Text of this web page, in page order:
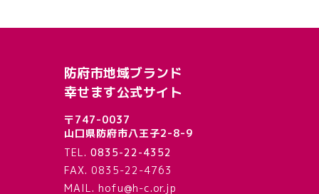
防府市地域ブランド
幸せます公式サイト
〒747-0037
山口県防府市八王子2-8-9
TEL. 0835-22-4352
FAX. 0835-22-4763
MAIL. hofu@h-c.or.jp